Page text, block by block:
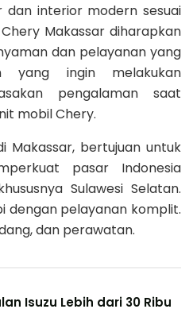
dan interior modern sesuai
Makassar diharapkan
dan pelayanan yang
yang ingin melakukan
pengalaman saat
mobil Chery.
Makassar, bertujuan untuk
pasar Indonesia
Sulawesi Selatan.
dengan pelayanan komplit.
dan perawatan.
Isuzu Lebih dari 30 Ribu